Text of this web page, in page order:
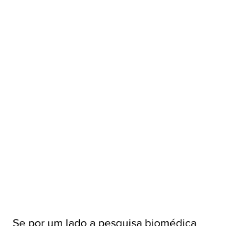
Se por um lado a pesquisa biomédica